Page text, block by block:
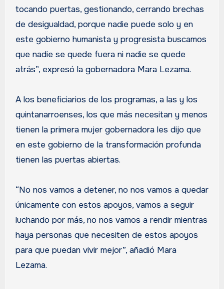
tocando puertas, gestionando, cerrando brechas
de desigualdad, porque nadie puede solo y en
este gobierno humanista y progresista buscamos
que nadie se quede fuera ni nadie se quede
atrás”, expresó la gobernadora Mara Lezama.
A los beneficiarios de los programas, a las y los
quintanarroenses, los que más necesitan y menos
tienen la primera mujer gobernadora les dijo que
en este gobierno de la transformación profunda
tienen las puertas abiertas.
“No nos vamos a detener, no nos vamos a quedar
únicamente con estos apoyos, vamos a seguir
luchando por más, no nos vamos a rendir mientras
haya personas que necesiten de estos apoyos
para que puedan vivir mejor”, añadió Mara
Lezama.